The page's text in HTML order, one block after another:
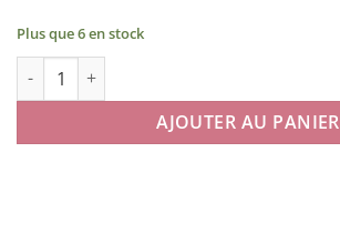
Plus que 6 en stock
quantité de Coupelle Tea Time Printemps
AJOUTER AU PANIER